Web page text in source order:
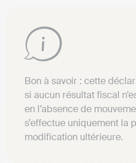
Bon à savoir : cette
si aucun résultat fiscal
en l’absence de
s’effectue uniquement la
modification ultérieure.